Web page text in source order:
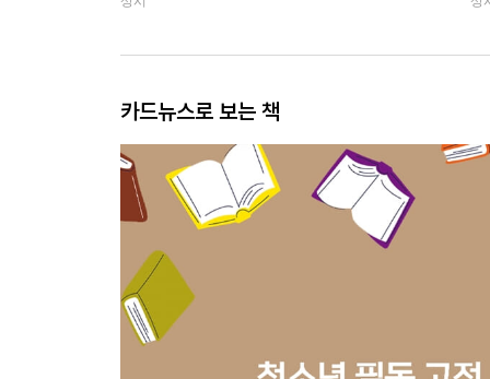
카드뉴스로 보는 책